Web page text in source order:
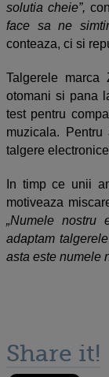
solutia cheie”,
face sa ne
conteaza, ci si
Talgerele
otomani si pana
test pentru
muzicala.
talgere
In timp ce unii
motiveaza
„Numele nostru
adaptam
asta este numele
Share it!